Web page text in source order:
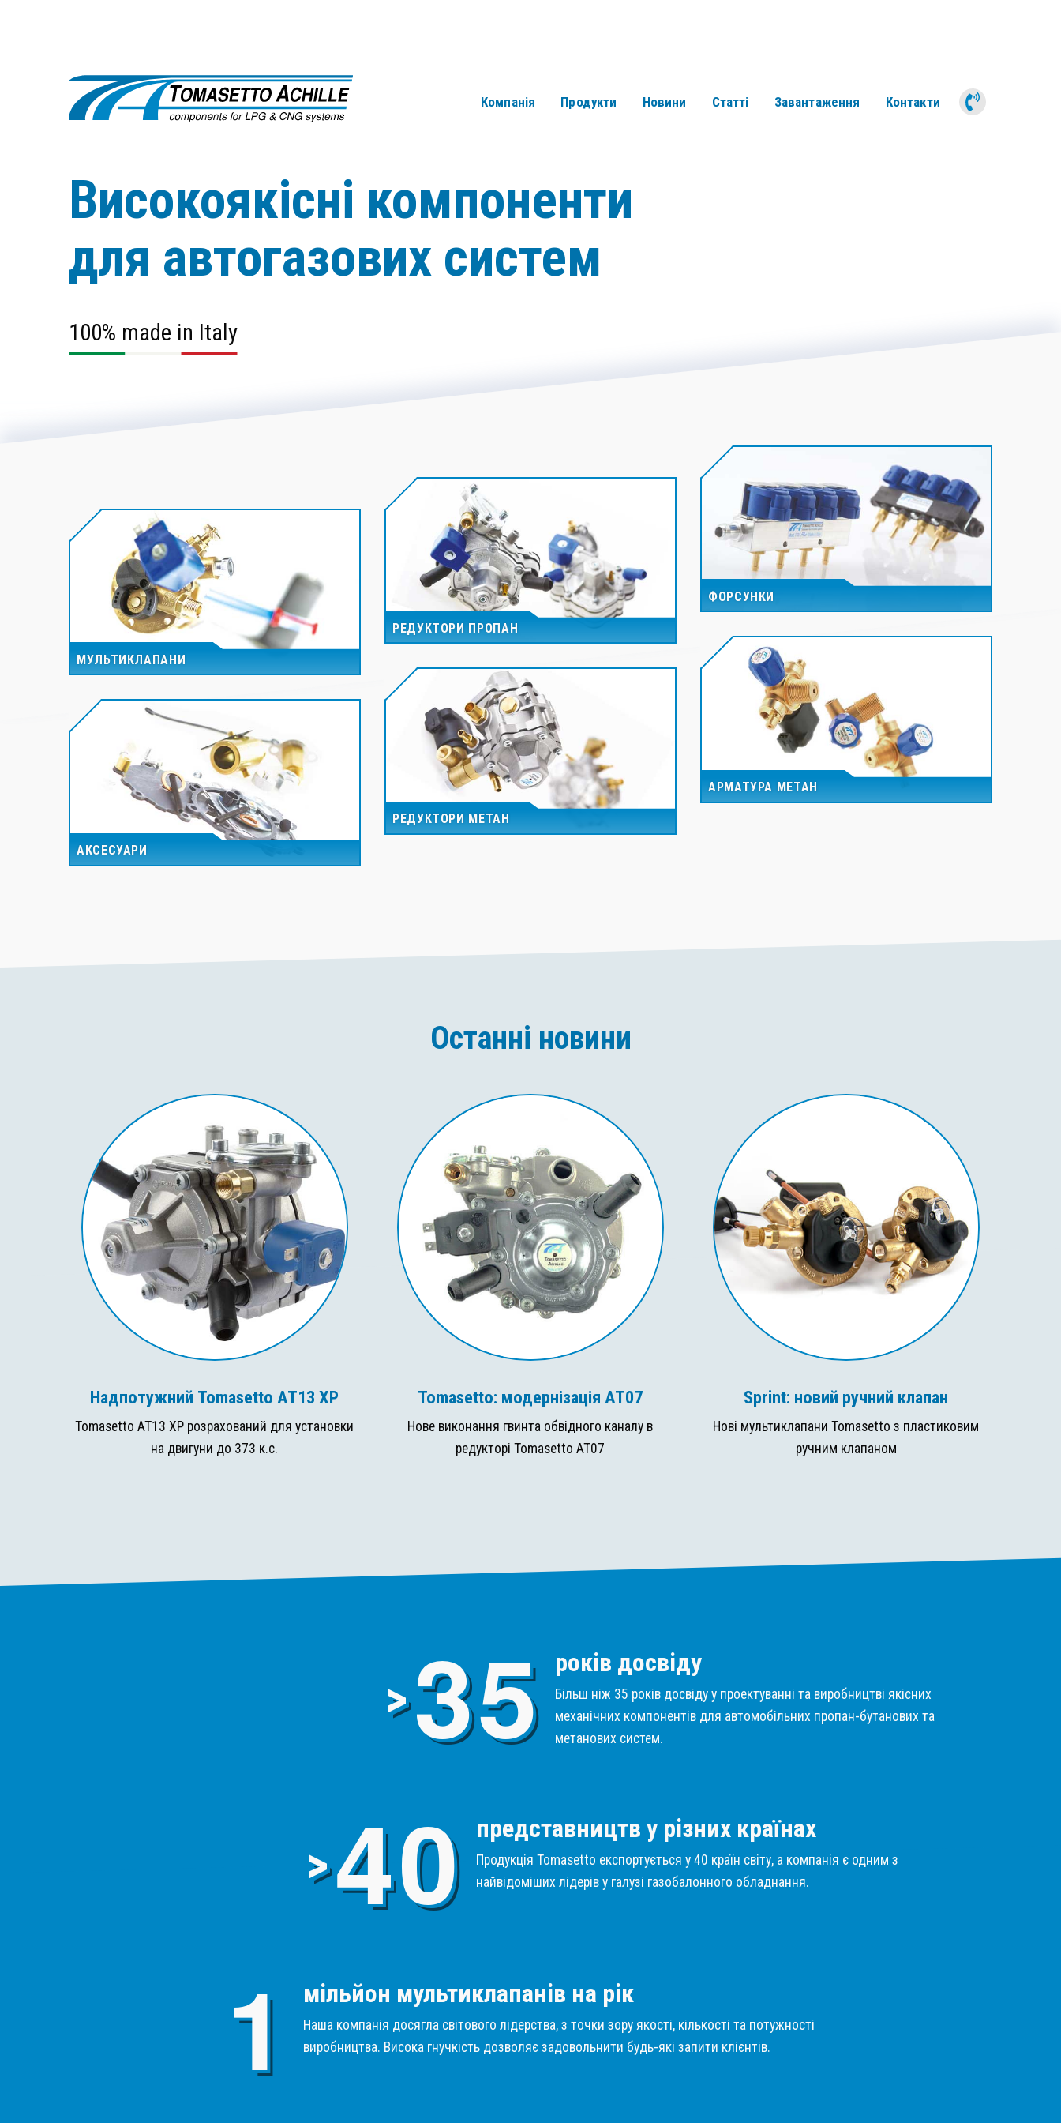
Компанія Продукти Новини Статті Завантаження Контакти
Високоякісні компоненти
для автогазових систем
100% made in Italy
МУЛЬТИКЛАПАНИ
РЕДУКТОРИ ПРОПАН
ФОРСУНКИ
АКСЕСУАРИ
РЕДУКТОРИ МЕТАН
АРМАТУРА МЕТАН
Останні новини
Надпотужний Tomasetto AT13 XP
Tomasetto AT13 XP розрахований для установки
на двигуни до 373 к.с.
Tomasetto: модернізація AT07
Нове виконання гвинта обвідного каналу в
редукторі Tomasetto AT07
Sprint: новий ручний клапан
Нові мультиклапани Tomasetto з пластиковим
ручним клапаном
>3
5
років досвіду
Більш ніж 35 років досвіду у проектуванні та виробництві якісних
механічних компонентів для автомобільних пропан-бутанових та
метанових систем.
>4
0
представництв у різних країнах
Продукція Tomasetto експортується у 40 країн світу, а компанія є одним з
найвідоміших лідерів у галузі газобалонного обладнання.
1
мільйон мультиклапанів на рік
Наша компанія досягла світового лідерства, з точки зору якості, кількості та потужності
виробництва. Висока гнучкість дозволяє задовольнити будь-які запити клієнтів.